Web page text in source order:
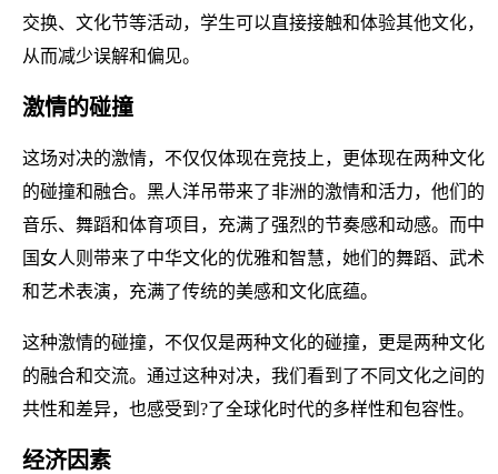
交换、文化节等活动，学生可以直接接触和体验其他文化，
从而减少误解和偏见。
激情的碰撞
这场对决的激情，不仅仅体现在竞技上，更体现在两种文化
的碰撞和融合。黑人洋吊带来了非洲的激情和活力，他们的
音乐、舞蹈和体育项目，充满了强烈的节奏感和动感。而中
国女人则带来了中华文化的优雅和智慧，她们的舞蹈、武术
和艺术表演，充满了传统的美感和文化底蕴。
这种激情的碰撞，不仅仅是两种文化的碰撞，更是两种文化
的融合和交流。通过这种对决，我们看到了不同文化之间的
共性和差异，也感受到?了全球化时代的多样性和包容性。
经济因素